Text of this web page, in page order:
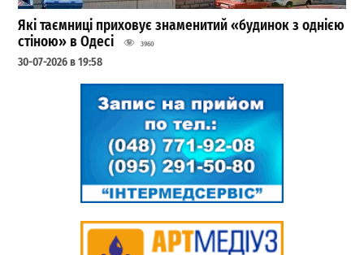
Які таємниці приховує знаменитий «будинок з однією
стіною» в Одесі
3960
30-07-2026 в 19:58